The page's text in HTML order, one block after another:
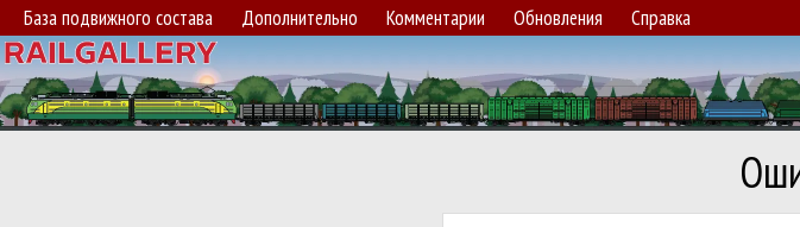
База подвижного состава Дополнительно Комментарии Обновления Справка